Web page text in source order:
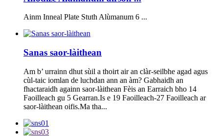
Ainm Inneal Plate Stuth Alùmanum 6 ...
Sanas saor-làithean
Am b’ urrainn dhut sùil a thoirt air an clàr-seilbhe agad agus
cùl-taic iomlan de luchdan ann an àm? Gabhaidh an
fhactaraidh againn saor-làithean Fèis an Earraich bho 14
Faoilleach gu 5 Gearran.Is e 19 Faoilleach-27 Faoilleach ar
saor-làithean oifis.Ma tha...